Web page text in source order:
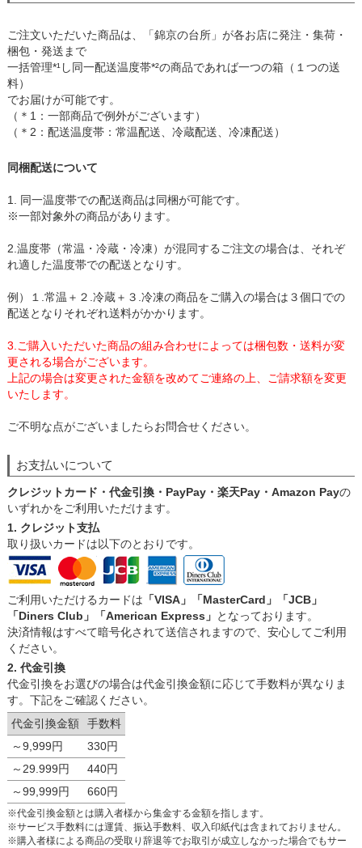
ご注文いただいた商品は、「錦京の台所」が各お店に発注・集荷・
梱包・発送まで
一括管理*¹し同一配送温度帯*²の商品であれば一つの箱（１つの送
料）
でお届けが可能です。
（＊1：一部商品で例外がございます）
（＊2：配送温度帯：常温配送、冷蔵配送、冷凍配送）
同梱配送について
1. 同一温度帯での配送商品は同梱が可能です。
※一部対象外の商品があります。
2.温度帯（常温・冷蔵・冷凍）が混同するご注文の場合は、それぞ
れ適した温度帯での配送となりす。
例）１.常温＋２.冷蔵＋３.冷凍の商品をご購入の場合は３個口での
配送となりそれぞれ送料がかかります。
3.ご購入いただいた商品の組み合わせによっては梱包数・送料が変
更される場合がございます。
上記の場合は変更された金額を改めてご連絡の上、ご請求額を変更
いたします。
ご不明な点がございましたらお問合せください。
お支払いについて
クレジットカード・代金引換・PayPay・楽天Pay・Amazon Payの
いずれかをご利用いただけます。
1. クレジット支払
取り扱いカードは以下のとおりです。
ご利用いただけるカードは 「VISA」「MasterCard」「JCB」
「Diners Club」「American Express」 となっております。
決済情報はすべて暗号化されて送信されますので、安心してご利用
ください。
2. 代金引換
代金引換をお選びの場合は代金引換金額に応じて手数料が異なりま
す。下記をご確認ください。
代金引換金額
手数料
～9,999円
330円
～29.999円
440円
～99,999円
660円
※代金引換金額とは購入者様から集金する金額を指します。
※サービス手数料には運賃、振込手数料、収入印紙代は含まれておりません。
※購入者様による商品の受取り辞退等でお取引が成立しなかった場合でもサー